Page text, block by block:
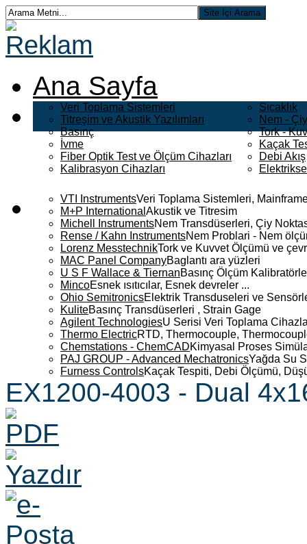
Ana Sayfa
Veri Toplama Sistemleri
Titreşim ve Akustik Yazılımları
Basınç
İvme
Fiber Optik Test ve Ölçüm Cihazları
Kalibrasyon Cihazları
Sıcaklık
Nem -
Tork -
Kaçak
Debi Akış
VTI InstrumentsVeri Toplama Sistemleri,
M+P International Akustik ve Titresim
Michell InstrumentsNem Transdüserleri, Çiy
Rense / Kahn InstrumentsNem Problari - Nem
Lorenz MesstechnikTork ve Kuvvet Ölçümü ve
MAC Panel CompanyBaglantı ara yüzleri
U S F Wallace & TiernanBasınç Ölçüm
MincoEsnek ısıtıcılar, Esnek devreler ...
Ohio SemitronicsElektrik Transduseleri ve
KuliteBasınç Transdüserleri , Strain Gage
Agilent TechnologiesU Serisi Veri Toplama
Thermo ElectricRTD, Thermocouple,
Chemstations - ChemCADKimyasal Proses
PAJ GROUP - Advanced MechatronicsYağda Su
Furness ControlsKaçak Tespiti, Debi Ölçümü,
EX1200-4003 - Dual